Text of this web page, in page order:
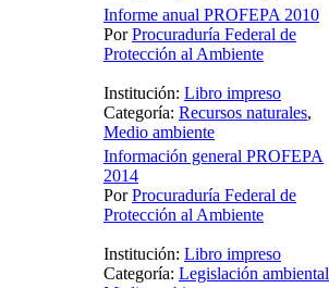
Informe anual PROFEPA 2010
PorProcuraduría Federal de
Protección al Ambiente
Institución: Libro impreso
Categoría: Recursos naturales,
Medio ambiente
Información general PROFEPA
2014
PorProcuraduría Federal de
Protección al Ambiente
Institución: Libro impreso
Categoría: Legislación ambiental